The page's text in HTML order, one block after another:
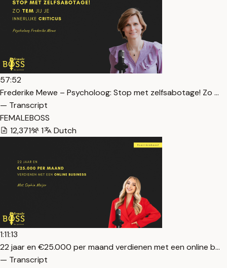
57:52
Frederike Mewe – Psycholoog: Stop met zelfsabotage! Zo …
— Transcript
FEMALEBOSS
12,371
1 Dutch
1:11:13
22 jaar en €25.000 per maand verdienen met een online b…
— Transcript